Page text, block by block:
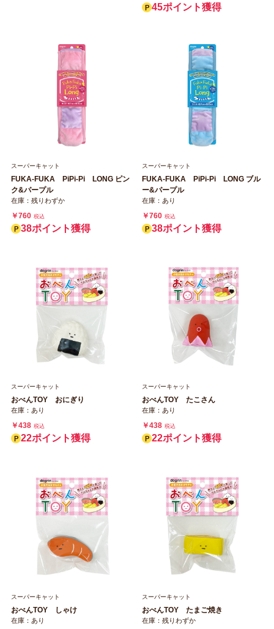
45ポイント獲得
スーパーキャット
FUKA‐FUKA PiPi‐Pi LONG ピン
ク&パープル
在庫：残りわずか
￥760 税込
38ポイント獲得
スーパーキャット
FUKA‐FUKA PiPi‐Pi LONG ブル
ー&パープル
在庫：あり
￥760 税込
38ポイント獲得
スーパーキャット
おべんTOY おにぎり
在庫：あり
￥438 税込
22ポイント獲得
スーパーキャット
おべんTOY たこさん
在庫：あり
￥438 税込
22ポイント獲得
スーパーキャット
おべんTOY しゃけ
在庫：あり
スーパーキャット
おべんTOY たまご焼き
在庫：残りわずか